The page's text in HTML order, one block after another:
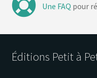
Une FAQ pour
Éditions Petit à